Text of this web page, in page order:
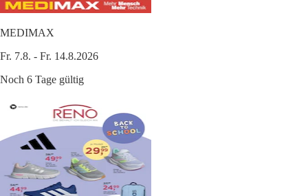
MEDIMAX
Fr. 7.8. - Fr. 14.8.2026
Noch 6 Tage gültig